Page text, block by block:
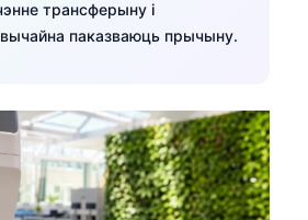
трансферыну і
паказваюць прычыну.